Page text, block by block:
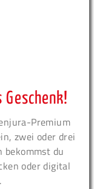
Premium
zwei oder drei
bekommst du
oder digital